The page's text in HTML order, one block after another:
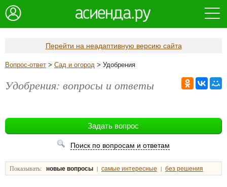
Перейти на неадаптивную версию сайта
Вопрос-ответ > Сад и огород > Удобрения
Удобрения: вопросы и ответы
Поиск по вопросам и ответам
Показывать: новые вопросы | самые интересные | без решения